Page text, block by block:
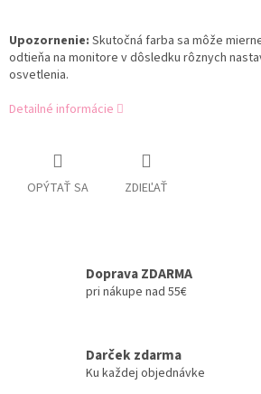
Upozornenie: Skutočná farba sa môže
odtieňa na monitore v dôsledku rôznych
osvetlenia.
Detailné informácie
OPÝTAŤ SA ZDIEĽAŤ
Doprava ZDARMA
pri nákupe nad 55€
Darček zdarma
Ku každej objednávke